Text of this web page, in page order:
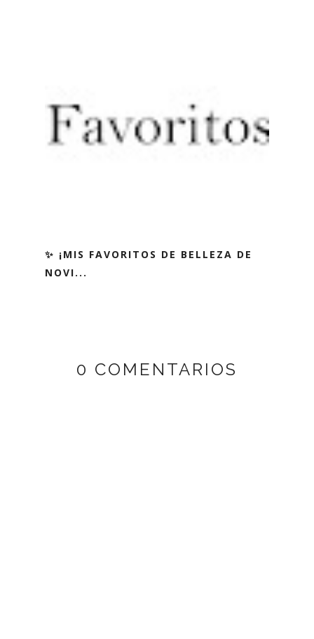
✨ ¡MIS FAVORITOS DE BELLEZA DE
NOVI...
0 COMENTARIOS